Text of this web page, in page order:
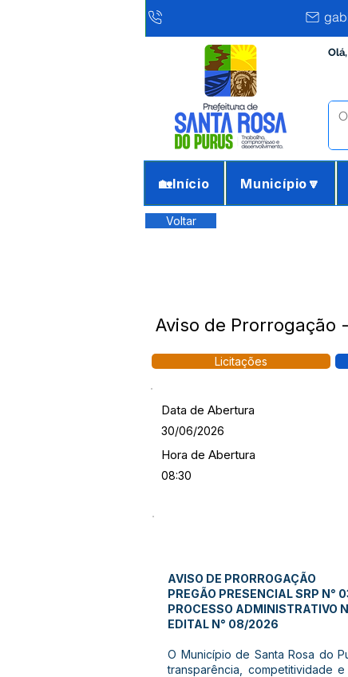
🏡Início Município🔽
Voltar
Aviso de Prorrogação
Licitações
Data de Abertura
30/06/2026
Hora de Abertura
08:30
AVISO DE PRORROGAÇÃO
PREGÃO PRESENCIAL SRP N°
PROCESSO ADMINISTRATIVO
EDITAL N° 08/2026
O Município de Santa Rosa do
transparência, competitividade